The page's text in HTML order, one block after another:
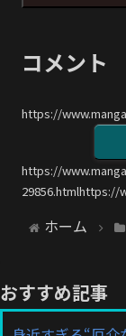
コメント
https://
https://
29856.htmlhttps://
ホーム
おすすめ記事